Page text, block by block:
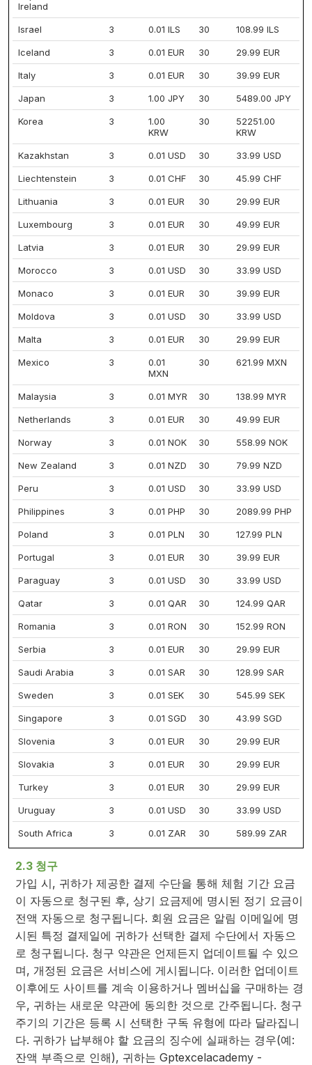
Ireland
Israel 3 0.01 ILS 30 108.99 ILS
Iceland 3 0.01 EUR 30 29.99 EUR
Italy 3 0.01 EUR 30 39.99 EUR
Japan 3 1.00 JPY 30 5489.00 JPY
Korea 3
1.00
KRW
30
52251.00
KRW
Kazakhstan 3 0.01 USD 30 33.99 USD
Liechtenstein 3 0.01 CHF 30 45.99 CHF
Lithuania 3 0.01 EUR 30 29.99 EUR
Luxembourg 3 0.01 EUR 30 49.99 EUR
Latvia 3 0.01 EUR 30 29.99 EUR
Morocco 3 0.01 USD 30 33.99 USD
Monaco 3 0.01 EUR 30 39.99 EUR
Moldova 3 0.01 USD 30 33.99 USD
Malta 3 0.01 EUR 30 29.99 EUR
Mexico 3
0.01
MXN
30 621.99 MXN
Malaysia 3 0.01 MYR 30 138.99 MYR
Netherlands 3 0.01 EUR 30 49.99 EUR
Norway 3 0.01 NOK 30 558.99 NOK
New Zealand 3 0.01 NZD 30 79.99 NZD
Peru 3 0.01 USD 30 33.99 USD
Philippines 3 0.01 PHP 30 2089.99 PHP
Poland 3 0.01 PLN 30 127.99 PLN
Portugal 3 0.01 EUR 30 39.99 EUR
Paraguay 3 0.01 USD 30 33.99 USD
Qatar 3 0.01 QAR 30 124.99 QAR
Romania 3 0.01 RON 30 152.99 RON
Serbia 3 0.01 EUR 30 29.99 EUR
Saudi Arabia 3 0.01 SAR 30 128.99 SAR
Sweden 3 0.01 SEK 30 545.99 SEK
Singapore 3 0.01 SGD 30 43.99 SGD
Slovenia 3 0.01 EUR 30 29.99 EUR
Slovakia 3 0.01 EUR 30 29.99 EUR
Turkey 3 0.01 EUR 30 29.99 EUR
Uruguay 3 0.01 USD 30 33.99 USD
South Africa 3 0.01 ZAR 30 589.99 ZAR
2.3 청구
가입 시, 귀하가 제공한 결제 수단을 통해 체험 기간 요금
이 자동으로 청구된 후, 상기 요금제에 명시된 정기 요금이
전액 자동으로 청구됩니다. 회원 요금은 알림 이메일에 명
시된 특정 결제일에 귀하가 선택한 결제 수단에서 자동으
로 청구됩니다. 청구 약관은 언제든지 업데이트될 수 있으
며, 개정된 요금은 서비스에 게시됩니다. 이러한 업데이트
이후에도 사이트를 계속 이용하거나 멤버십을 구매하는 경
우, 귀하는 새로운 약관에 동의한 것으로 간주됩니다. 청구
주기의 기간은 등록 시 선택한 구독 유형에 따라 달라집니
다. 귀하가 납부해야 할 요금의 징수에 실패하는 경우(예:
잔액 부족으로 인해), 귀하는 Gptexcelacademy -